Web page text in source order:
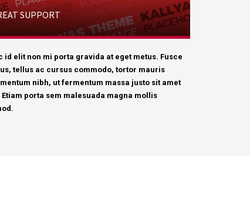
SUPPORT
id elit non mi porta gravida at eget metus. Fusce
tellus ac cursus commodo, tortor mauris
nibh, ut fermentum massa justo sit amet
Etiam porta sem malesuada magna mollis